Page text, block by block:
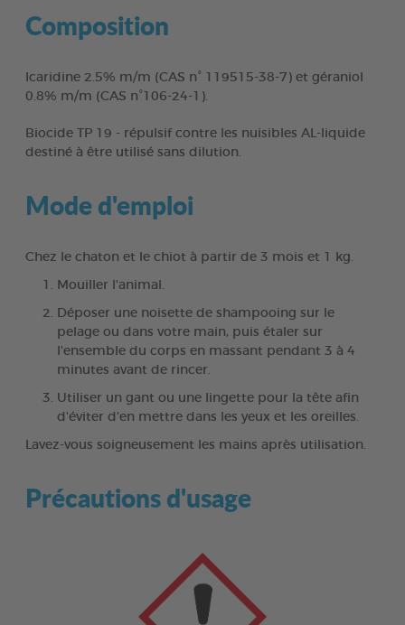
Composition
Icaridine 2.5% m/m (CAS n° 119515-38-7) et géraniol
0.8% m/m (CAS n°106-24-1).
Biocide TP 19 - répulsif contre les nuisibles AL-liquide
destiné à être utilisé sans dilution.
Mode d'emploi
Chez le chaton et le chiot à partir de 3 mois et 1 kg.
Mouiller l'animal.
Déposer une noisette de shampooing sur le
pelage ou dans votre main, puis étaler sur
l'ensemble du corps en massant pendant 3 à 4
minutes avant de rincer.
Utiliser un gant ou une lingette pour la tête afin
d'éviter d'en mettre dans les yeux et les oreilles.
Lavez-vous soigneusement les mains après utilisation.
Précautions d'usage